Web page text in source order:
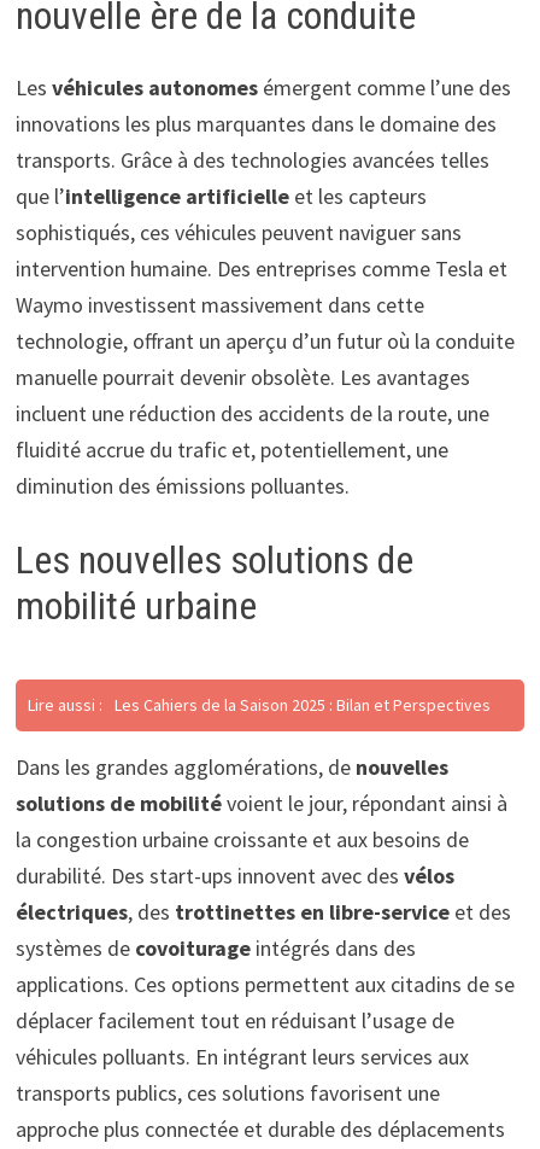
nouvelle ère de la conduite
Les véhicules autonomesémergent comme l’une des
innovations les plus marquantes dans le domaine des
transports. Grâce à des technologies avancées telles
que l’intelligence artificielleet les capteurs
sophistiqués, ces véhicules peuvent naviguer sans
intervention humaine. Des entreprises comme Tesla et
Waymo investissent massivement dans cette
technologie, offrant un aperçu d’un futur où la conduite
manuelle pourrait devenir obsolète. Les avantages
incluent une réduction des accidents de la route, une
fluidité accrue du trafic et, potentiellement, une
diminution des émissions polluantes.
Les nouvelles solutions de
mobilité urbaine
Lire aussi : Les Cahiers de la Saison 2025 : Bilan et Perspectives
Dans les grandes agglomérations, de nouvelles
solutions de mobilitévoient le jour, répondant ainsi à
la congestion urbaine croissante et aux besoins de
durabilité. Des start-ups innovent avec des vélos
électriques, des trottinettes en libre-serviceet des
systèmes de covoiturageintégrés dans des
applications. Ces options permettent aux citadins de se
déplacer facilement tout en réduisant l’usage de
véhicules polluants. En intégrant leurs services aux
transports publics, ces solutions favorisent une
approche plus connectée et durable des déplacements